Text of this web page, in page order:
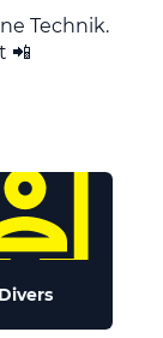
Technik.
📲
Divers